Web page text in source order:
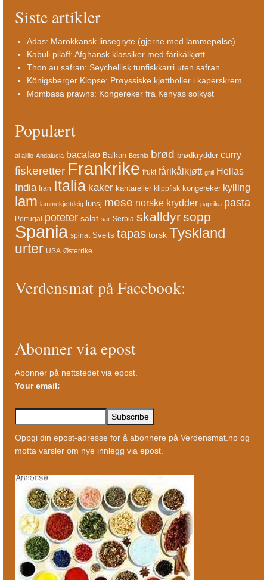
Siste artikler
Adas: Marokkansk linsegryte (gjerne med lammepølse)
Kabuli pilaff: Afghansk klassiker med fårikålkjøtt
Thon au safran: Seychellisk tunfiskkarri uten safran
Königsberger Klopse: Prøyssiske kjøttboller i kaperskrem
Mombasa prawns: Kongereker fra Kenyas solkyst
Populært
al ajillo Andalucia bacalao Balkan Bosnia brød brødkrydder curry
fiskeretter Frankrike frukt fårikålkjøtt grill Hellas
India Iran Italia kaker kantareller klippfisk kongereker kylling
lam lammekjøttdeig lunsj mese norske krydder paprika pasta
Portugal poteter salat sar Serbia skalldyrsopp
Spania spinat Sveits tapas torsk Tyskland
urter USA Østerrike
Verdensmat på Facebook:
Abonner via epost
Abonner på nettstedet via epost.
Your email:
Oppgi din epost-adresse for å abonnere på Verdensmat.no og
motta varsler om nye innlegg via epost.